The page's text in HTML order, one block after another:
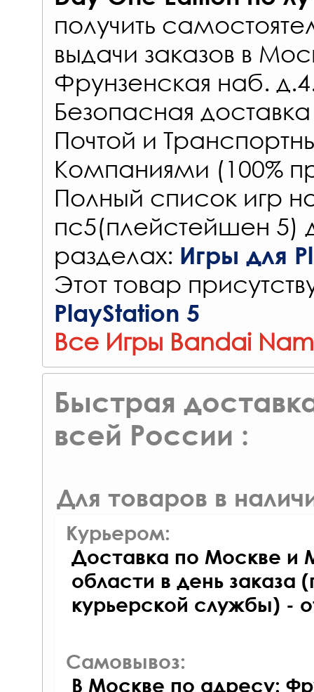
получить
выдачи заказов в
Фрунзенская наб.
Безопасная
Почтой и
Компаниями (100%
Полный список игр
пс5(плейстейшен 5)
разделах: Игры для
Этот товар
PlayStation 5
Все Игры Bandai
Быстрая
всей России :
Для товаров в
Курьером:
Доставка по Москве и
области в день заказа
курьерской службы) -
Самовывоз:
В Москве по адресу: